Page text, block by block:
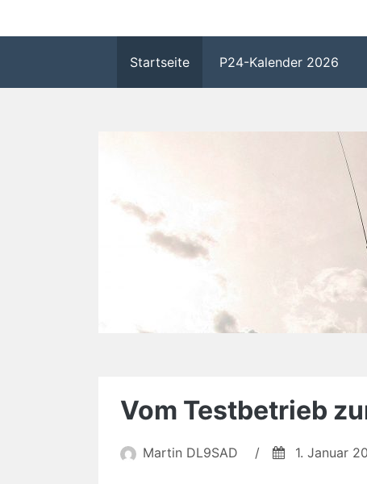
P24 Homepage
Startseite P24-Kalender 2026
Vom Testbetrieb
Martin DL9SAD / 1. Januar